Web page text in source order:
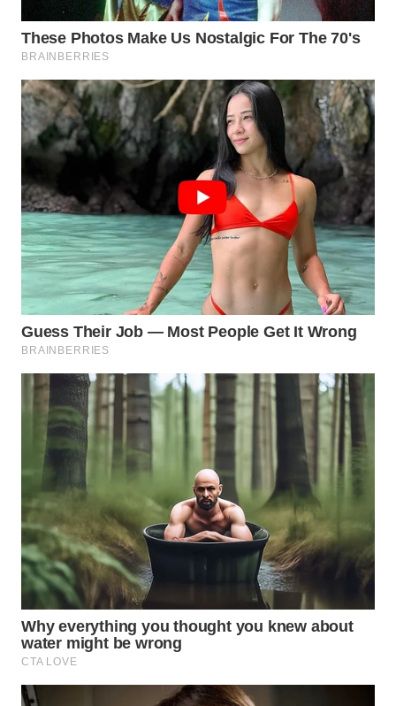
MADURA
WN
WN
NATUNA
WN
BINTAN
WN
MANDALIKA
WN
LIKUPANG
WN
LABUANBAJO
WN
BORNEO
Wahana
Media
Group
WAHANA
NEWS
WAHANA
TANI